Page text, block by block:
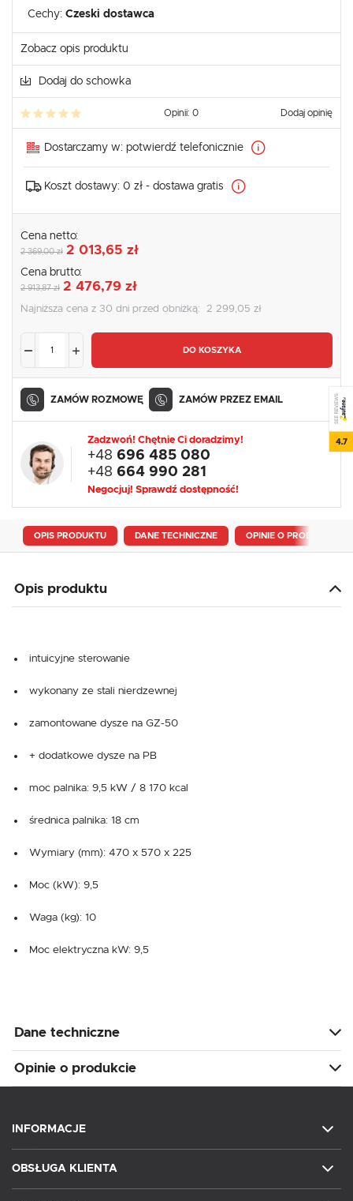
Cechy: Czeski dostawca
Zobacz opis produktu
Dodaj do schowka
Opinii: 0 Dodaj opinię
Dostarczamy w: potwierdź telefonicznie
Koszt dostawy: 0 zł - dostawa gratis
Cena netto:
2 369,00 zł 2 013,65 zł
Cena brutto:
2 913,87 zł 2 476,79 zł
Najniższa cena z 30 dni przed obniżką: 2 299,05 zł
DO KOSZYKA
ZAMÓW ROZMOWĘ ZAMÓW PRZEZ EMAIL
Zadzwoń! Chętnie Ci doradzimy!
+48 696 485 080
+48 664 990 281
Negocjuj! Sprawdź dostępność!
OPIS PRODUKTU DANE TECHNICZNE OPINIE O PRODUKCIE
Opis produktu
intuicyjne sterowanie
wykonany ze stali nierdzewnej
zamontowane dysze na GZ-50
+ dodatkowe dysze na PB
moc palnika: 9,5 kW / 8 170 kcal
średnica palnika: 18 cm
Wymiary (mm): 470 x 570 x 225
Moc (kW): 9,5
Waga (kg): 10
Moc elektryczna kW: 9,5
Dane techniczne
Opinie o produkcie
INFORMACJE
OBSŁUGA KLIENTA
SEE REVIEWS
4.7